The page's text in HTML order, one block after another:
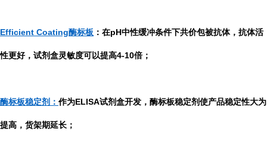
Efficient Coating酶标板 ：在pH中性缓冲条件下共价包被抗体，抗体活
性更好，试剂盒灵敏度可以提高4-10倍；
酶标板稳定剂： 作为ELISA试剂盒开发，酶标板稳定剂使产品稳定性大为
提高，货架期延长；